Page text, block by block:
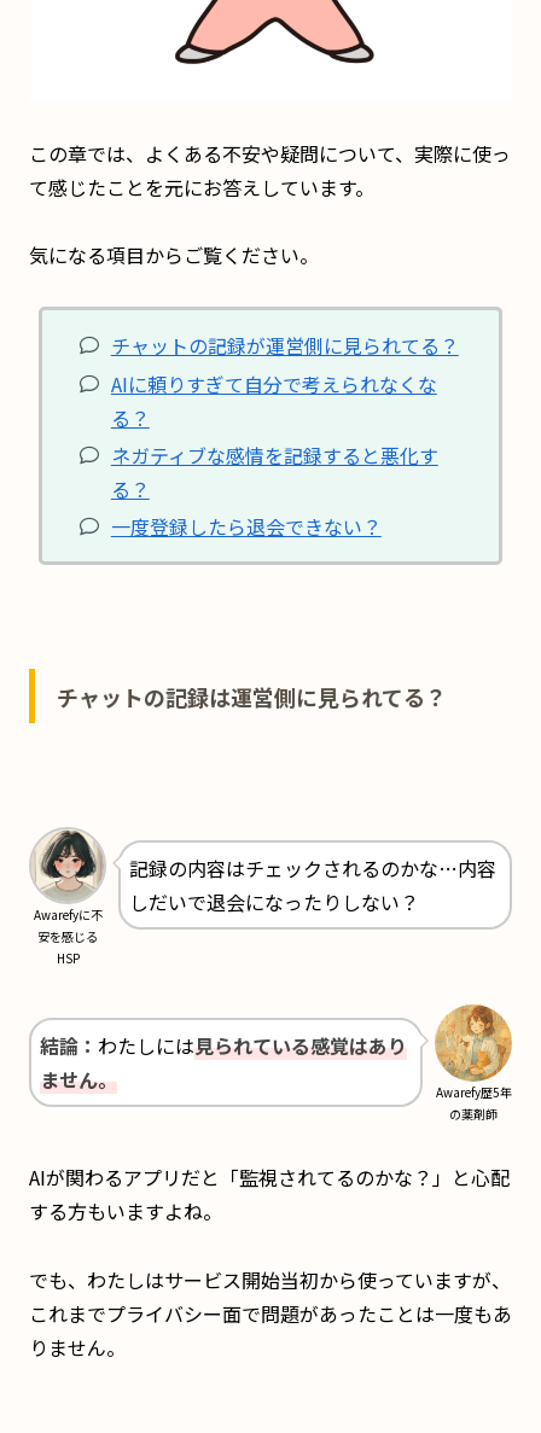
この章では、よくある不安や疑問について、実際に使っ
て感じたことを元にお答えしています。
気になる項目からご覧ください。
チャットの記録が運営側に見られてる？
AIに頼りすぎて自分で考えられなくな
る？
ネガティブな感情を記録すると悪化す
る？
一度登録したら退会できない？
チャットの記録は運営側に見られてる？
Awarefyに不
安を感じる
HSP
記録の内容はチェックされるのかな…内容
しだいで退会になったりしない？
Awarefy歴5年
の薬剤師
結論： わたしには見られている感覚はあり
ません。
AIが関わるアプリだと「監視されてるのかな？」と心配
する方もいますよね。
でも、わたしはサービス開始当初から使っていますが、
これまでプライバシー面で問題があったことは一度もあ
りません。